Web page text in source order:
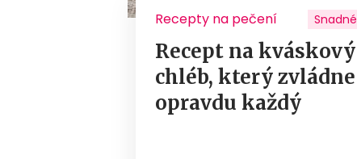
Recepty na pečení Snadné
Recept na kváskový
chléb, který zvládne
opravdu každý